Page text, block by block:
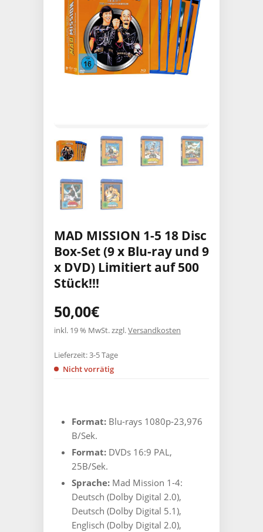
MAD MISSION 1-5 18 Disc
Box-Set (9 x Blu-ray und 9
x DVD) Limitiert auf 500
Stück!!!
50,00€
inkl. 19 % MwSt.zzgl.Versandkosten
Format: Blu-rays 1080p-23,976
B/Sek.
Format: DVDs 16:9 PAL,
25B/Sek.
Sprache: Mad Mission 1-4:
Deutsch (Dolby Digital 2.0),
Deutsch (Dolby Digital 5.1),
Englisch (Dolby Digital 2.0),
Lieferzeit:3-5 Tage
Nicht vorrätig